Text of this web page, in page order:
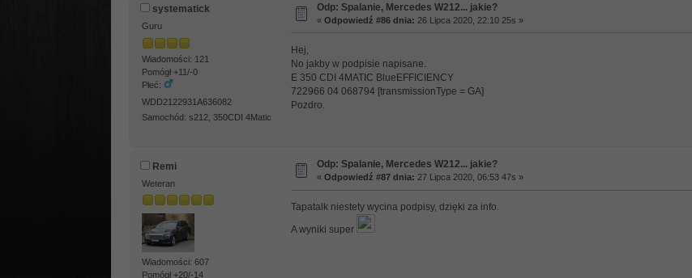
systematick
Guru
Wiadomości: 121
Pomógł +11/-0
Płeć:
WDD2122931A636082
Samochód: s212, 350CDI 4Matic
Odp: Spalanie, Mercedes W212... jakie?
« Odpowiedź #86 dnia: 26 Lipca 2020, 22:10 25s »
Hej,
No jakby w podpisie napisane.
E 350 CDI 4MATIC BlueEFFICIENCY
722966 04 068794 [transmissionType = GA]
Pozdro.
Remi
Weteran
Wiadomości: 607
Pomógł +20/-14
Odp: Spalanie, Mercedes W212... jakie?
« Odpowiedź #87 dnia: 27 Lipca 2020, 06:53 47s »
Tapatalk niestety wycina podpisy, dzięki za info.
A wyniki super